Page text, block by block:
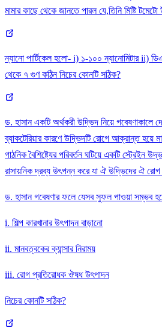
মামার কাছে থেকে জানতে পারল যে,তিনি মিষ্টি
ন্যানো পার্টিকেল হলো- i) ১-১০০ ন্যানোমিটার ii)
থেকে ৭ গুণ কঠিন নিচের কোনটি সঠিক?
ড. হাসান একটি অর্থকরী উদ্ভিদ নিয়ে গবেষণাকালে
ব্যাকটেরিয়ার কারণে উদ্ভিদটি রোগে আক্রান্ত হয়ে
গাঠনিক বৈশিষ্ট্যের পরিবর্তন ঘটিয়ে একটি স্ট্রেইন
রাসায়নিক দ্রব্য উৎপন্ন করে যা ঐ উদ্ভিদের ঐ রোগ
ড. হাসান গবেষণার ফলে যেসব সুফল পাওয়া সম্ভব
i. শিল্প কারখানার উৎপাদন বাড়ানো
ii. মানবত্বকের ক্যান্সার নিরাময়
iii. রোগ প্রতিরোধক ঔষধ উৎপাদন
নিচের কোনটি সঠিক?